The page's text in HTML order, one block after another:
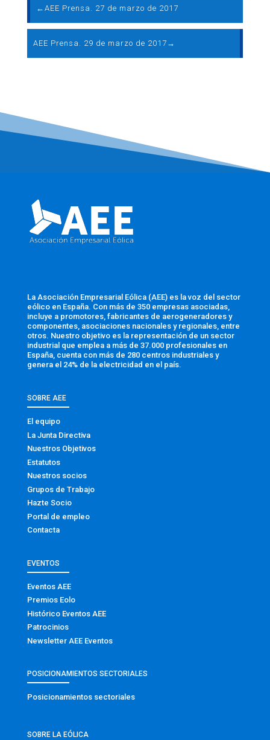
← AEE Prensa. 27 de marzo de 2017
AEE Prensa. 29 de marzo de 2017 →
La Asociación Empresarial Eólica (AEE) es la voz del sector
eólico en España. Con más de 350 empresas asociadas,
incluye a promotores, fabricantes de aerogeneradores y
componentes, asociaciones nacionales y regionales, entre
otros. Nuestro objetivo es la representación de un sector
industrial que emplea a más de 37.000 profesionales en
España, cuenta con más de 280 centros industriales y
genera el 24% de la electricidad en el país.
SOBRE AEE
El equipo
La Junta Directiva
Nuestros Objetivos
Estatutos
Nuestros socios
Grupos de Trabajo
Hazte Socio
Portal de empleo
Contacta
EVENTOS
Eventos AEE
Premios Eolo
Histórico Eventos AEE
Patrocinios
Newsletter AEE Eventos
POSICIONAMIENTOS SECTORIALES
Posicionamientos sectoriales
SOBRE LA EÓLICA